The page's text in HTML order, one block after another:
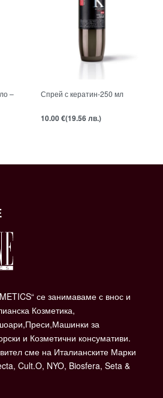
–
Спрей с кератин-250 мл
10.00€(19.56 лв.)
се занимаваме с внос и
Козметика,
за
и Козметични консумативи.
сме на Италианските Марки
Cult.O, NYO, Biosfera, Seta &